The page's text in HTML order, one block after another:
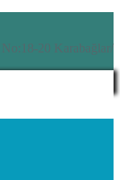
20 Karabağlar/